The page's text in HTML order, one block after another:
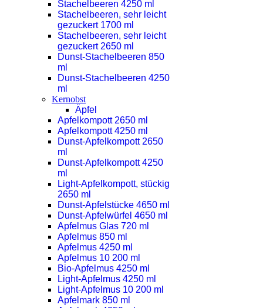
Stachelbeeren 4250 ml
Stachelbeeren, sehr leicht
gezuckert 1700 ml
Stachelbeeren, sehr leicht
gezuckert 2650 ml
Dunst-Stachelbeeren 850
ml
Dunst-Stachelbeeren 4250
ml
Kernobst
Äpfel
Apfelkompott 2650 ml
Apfelkompott 4250 ml
Dunst-Apfelkompott 2650
ml
Dunst-Apfelkompott 4250
ml
Light-Apfelkompott, stückig
2650 ml
Dunst-Apfelstücke 4650 ml
Dunst-Apfelwürfel 4650 ml
Apfelmus Glas 720 ml
Apfelmus 850 ml
Apfelmus 4250 ml
Apfelmus 10 200 ml
Bio-Apfelmus 4250 ml
Light-Apfelmus 4250 ml
Light-Apfelmus 10 200 ml
Apfelmark 850 ml